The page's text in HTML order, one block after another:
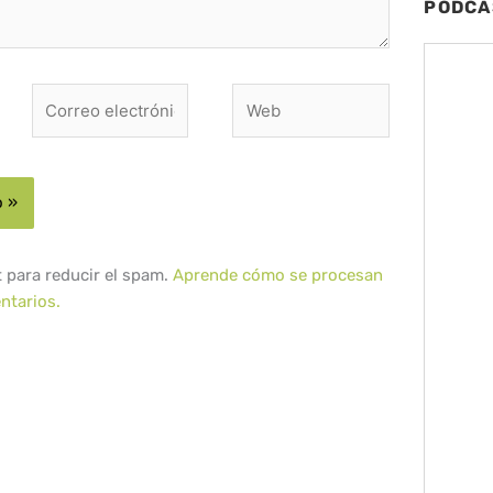
electrónico*
para reducir el spam.Aprende cómo se procesan